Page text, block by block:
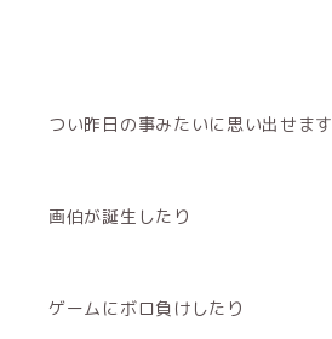
つい昨日の事みたいに思い出せます
画伯が誕生したり
ゲームにボロ負けしたり